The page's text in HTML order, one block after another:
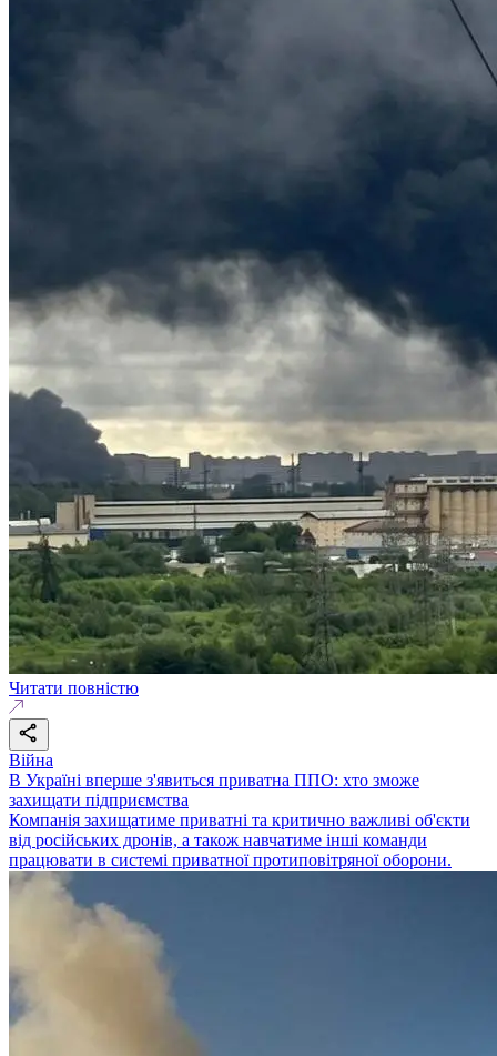
Читати повністю
Війна
В Україні вперше з'явиться приватна ППО: хто зможе
захищати підприємства
Компанія захищатиме приватні та критично важливі об'єкти
від російських дронів, а також навчатиме інші команди
працювати в системі приватної протиповітряної оборони.